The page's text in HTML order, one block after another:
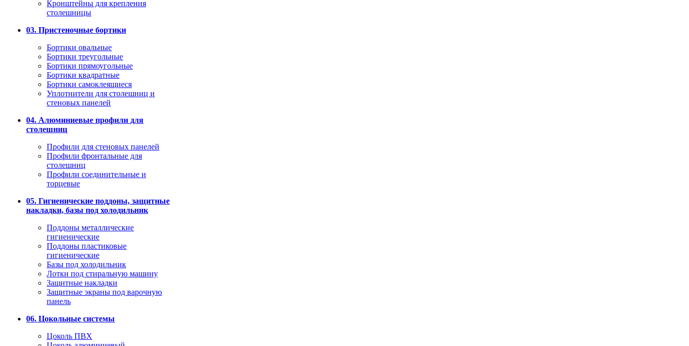
Кронштейны для крепления
столешницы
03. Пристеночные бортики
Бортики овальные
Бортики треугольные
Бортики прямоугольные
Бортики квадратные
Бортики самоклеящиеся
Уплотнители для столешниц и
стеновых панелей
04. Алюминиевые профили для
столешниц
Профили для стеновых панелей
Профили фронтальные для
столешниц
Профили соединительные и
торцевые
05. Гигиенические поддоны, защитные
накладки, базы под холодильник
Поддоны металлические
гигиенические
Поддоны пластиковые
гигиенические
Базы под холодильник
Лотки под стиральную машину
Защитные накладки
Защитные экраны под варочную
панель
06. Цокольные системы
Цоколь ПВХ